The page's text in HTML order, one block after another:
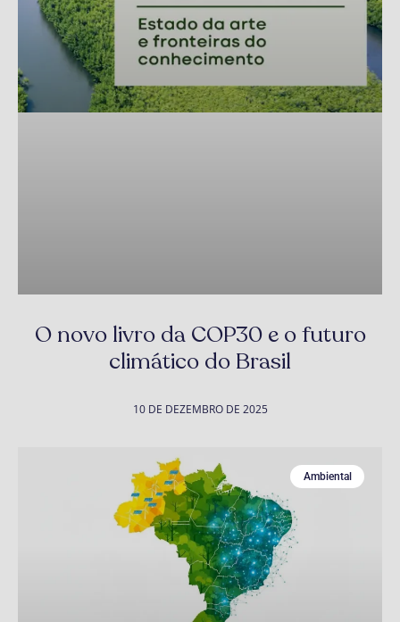
O novo livro da COP30 e o futuro
climático do Brasil
10 DE DEZEMBRO DE 2025
Ambiental